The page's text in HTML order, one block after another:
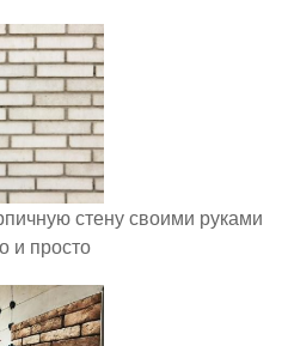
стену своими руками
и просто